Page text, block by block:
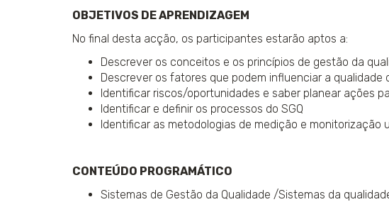
OBJETIVOS DE APRENDIZAGEM
No final desta acção, os participantes estarão aptos a:
Descrever os conceitos e os princípios de gestão da
Descrever os fatores que podem influenciar a qualidade
Identificar riscos/oportunidades e saber planear ações
Identificar e definir os processos do SGQ
Identificar as metodologias de medição e monitorização
CONTEÚDO PROGRAMÁTICO
Sistemas de Gestão da Qualidade /Sistemas da